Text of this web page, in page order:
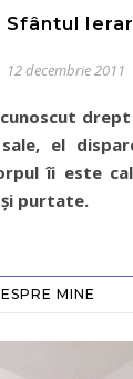
Sfântul
12 decembrie 2011
drept
el
îi este
purtate.
MINE